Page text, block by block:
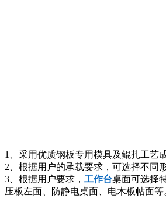
1、采用优质钢板专用模具及鲲扎工艺
2、根据用户的承载要求，可选择不同
3、根据用户要求， 工作台桌面可选择
压板左面、防静电桌面、电木板帖面等